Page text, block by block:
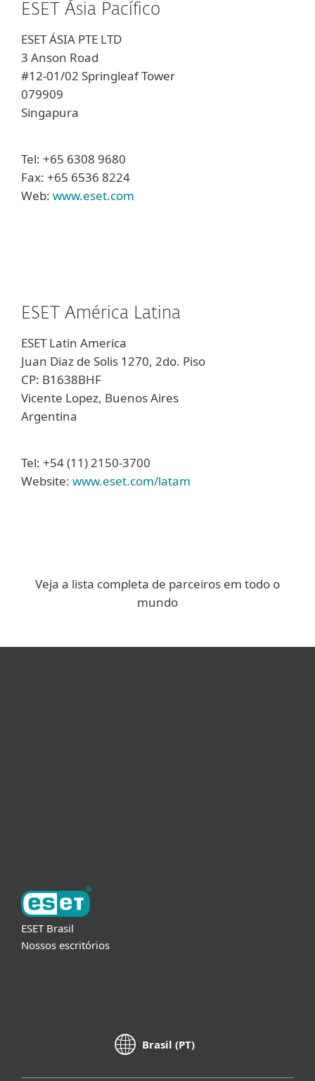
ESET Ásia Pacífico
ESET ÁSIA PTE LTD
3 Anson Road
#12-01/02 Springleaf Tower
079909
Singapura
Tel: +65 6308 9680
Fax: +65 6536 8224
Web: www.eset.com
ESET América Latina
ESET Latin America
Juan Diaz de Solis 1270, 2do. Piso
CP: B1638BHF
Vicente Lopez, Buenos Aires
Argentina
Tel: +54 (11) 2150-3700
Website: www.eset.com/latam
Veja a lista completa de parceiros em todo o
mundo
ESET Brasil
Nossos escritórios
Brasil (PT)